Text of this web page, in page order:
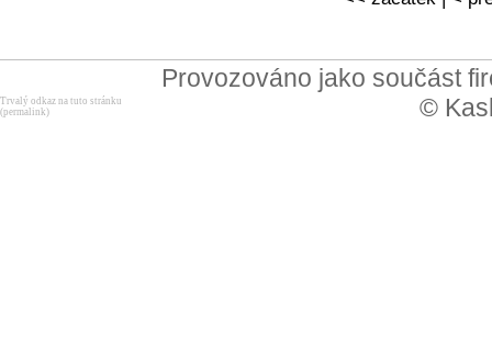
Provozováno jako součást
©
Trvalý odkaz na tuto stránku
(permalink)